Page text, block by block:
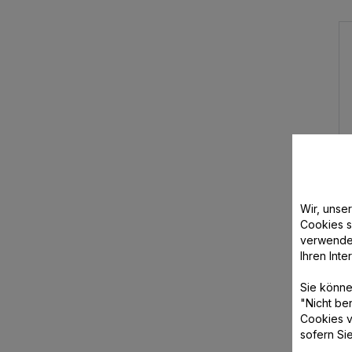
verzichten kann und
ist
Mit den Kaffeemaschinen von Moulinex
werden. So kann jeder Mitarbeiter seinen
das eigene Zuhause ist sie eine gute Wahl.
Wir,
Cookies
Ihren
Sie
"Nicht
Cookies
sofern